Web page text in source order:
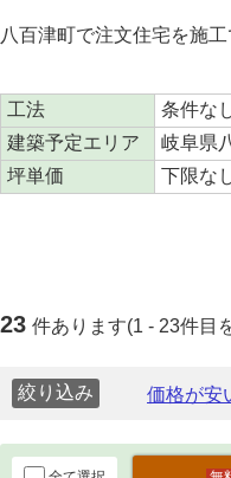
八百津町で注文住宅を施
工法
条件な
建築予定エリア
岐阜県
坪単価
下限な
23 件あります(1 - 23件目
絞り込み